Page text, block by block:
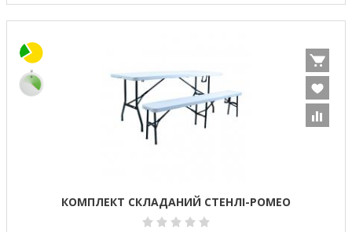
КОМПЛЕКТ СКЛАДАНИЙ СТЕНЛІ-РОМЕО